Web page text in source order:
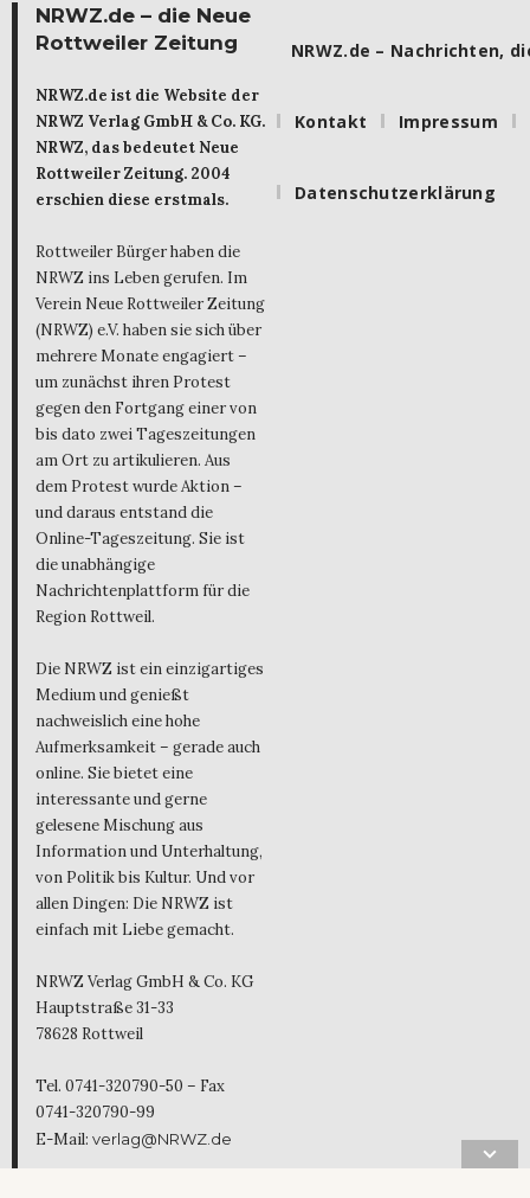
NRWZ.de – die Neue
Rottweiler Zeitung
NRWZ.de ist die Website der
NRWZ Verlag GmbH & Co. KG.
NRWZ, das bedeutet Neue
Rottweiler Zeitung. 2004
erschien diese erstmals.
Rottweiler Bürger haben die
NRWZ ins Leben gerufen. Im
Verein Neue Rottweiler Zeitung
(NRWZ) e.V. haben sie sich über
mehrere Monate engagiert –
um zunächst ihren Protest
gegen den Fortgang einer von
bis dato zwei Tageszeitungen
am Ort zu artikulieren. Aus
dem Protest wurde Aktion –
und daraus entstand die
Online-Tageszeitung. Sie ist
die unabhängige
Nachrichtenplattform für die
Region Rottweil.
Die NRWZ ist ein einzigartiges
Medium und genießt
nachweislich eine hohe
Aufmerksamkeit – gerade auch
online. Sie bietet eine
interessante und gerne
gelesene Mischung aus
Information und Unterhaltung,
von Politik bis Kultur. Und vor
allen Dingen: Die NRWZ ist
einfach mit Liebe gemacht.
NRWZ Verlag GmbH & Co. KG
Hauptstraße 31-33
78628 Rottweil
Tel. 0741-320790-50 – Fax
0741-320790-99
E-Mail: verlag@NRWZ.de
NRWZ.de – Nachrichten,
Kontakt Impressum
Datenschutzerklärung